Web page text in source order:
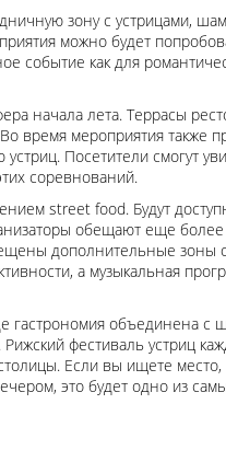
зону с устрицами,
можно будет
событие как для
начала лета. Террасы
время мероприятия также
Посетители смогут
соревнований.
street food. Будут
обещают еще
дополнительные зоны
а музыкальная
гастрономия объединена с
фестиваль устриц
Если вы ищете
это будет одно из